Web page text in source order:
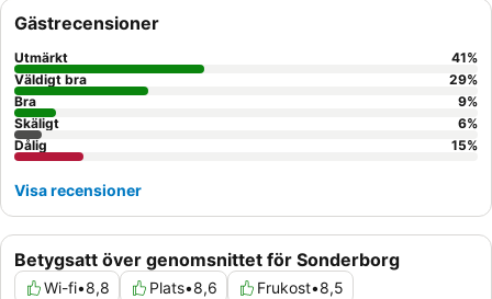
atmosfär. För en lugnare vistelse, överväg att be om ett rum som
inte ligger i källaren.
Betygsatt över genomsnittet för Sonderborg
Wi-fi•8,8 Plats•8,6 Frukost•8,5
Gästrecensioner
Utmärkt 41%
Väldigt bra
29%
Bra
9%
Skäligt
6%
Dålig
15%
Visa recensioner